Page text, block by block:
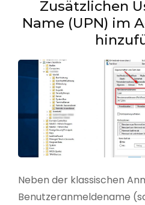
Zusätzlichen
Name (UPN) im
Neben der klassischen
Benutzeranmeldename